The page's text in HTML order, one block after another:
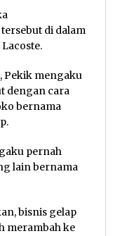
di dalam
Pekik mengaku
dengan cara
bernama
pernah
lain bernama
bisnis gelap
merambah ke